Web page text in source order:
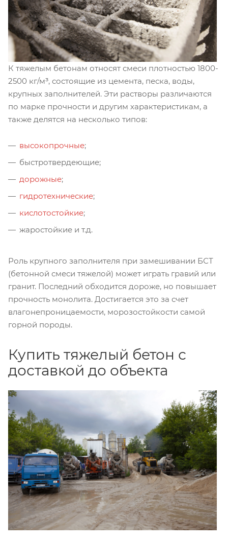
К тяжелым бетонам относят смеси плотностью 1800-
2500 кг/м³, состоящие из цемента, песка, воды,
крупных заполнителей. Эти растворы различаются
по марке прочности и другим характеристикам, а
также делятся на несколько типов:
высокопрочные;
быстротвердеющие;
дорожные;
гидротехнические;
кислотостойкие;
жаростойкие и т.д.
Роль крупного заполнителя при замешивании БСТ
(бетонной смеси тяжелой) может играть гравий или
гранит. Последний обходится дороже, но повышает
прочность монолита. Достигается это за счет
влагонепроницаемости, морозостойкости самой
горной породы.
Купить тяжелый бетон с
доставкой до объекта